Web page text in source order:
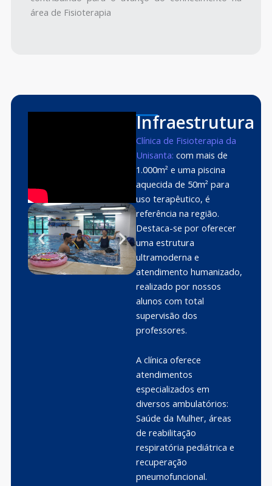
área de Fisioterapia
Infraestrutura
Clínica de Fisioterapia da
Unisanta: com mais de
1.000m² e uma piscina
aquecida de 50m² para
uso terapêutico, é
referência na região.
Destaca-se por oferecer
uma estrutura
ultramoderna e
atendimento humanizado,
realizado por nossos
alunos com total
supervisão dos
professores.
A clínica oferece
atendimentos
especializados em
diversos ambulatórios:
Saúde da Mulher, áreas
de reabilitação
respiratória pediátrica e
recuperação
pneumofuncional.